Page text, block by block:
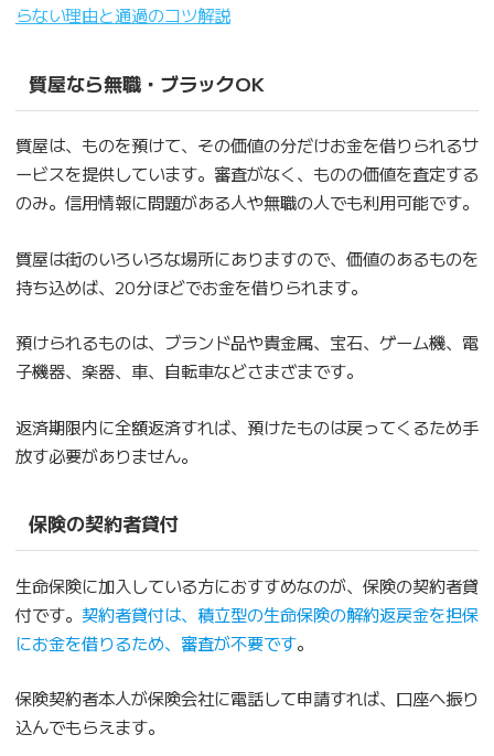
らない理由と通過のコツ解説
質屋なら無職・ブラックOK
質屋は、ものを預けて、その価値の分だけお金を借りられるサ
ービスを提供しています。審査がなく、ものの価値を査定する
のみ。信用情報に問題がある人や無職の人でも利用可能です。
質屋は街のいろいろな場所にありますので、価値のあるものを
持ち込めば、20分ほどでお金を借りられます。
預けられるものは、ブランド品や貴金属、宝石、ゲーム機、電
子機器、楽器、車、自転車などさまざまです。
返済期限内に全額返済すれば、預けたものは戻ってくるため手
放す必要がありません。
保険の契約者貸付
生命保険に加入している方におすすめなのが、保険の契約者貸
付です。 契約者貸付は、積立型の生命保険の解約返戻金を担保
にお金を借りるため、審査が不要です。
保険契約者本人が保険会社に電話して申請すれば、口座へ振り
込んでもらえます。